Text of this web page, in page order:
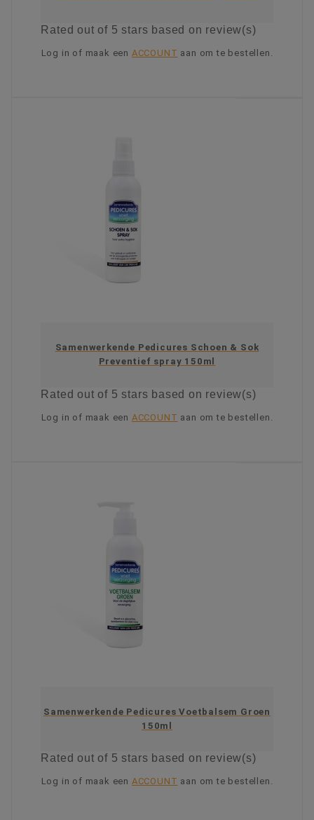
Ratedout of 5 stars based on review(s)
Log in of maak een ACCOUNT aan om te bestellen.
Samenwerkende Pedicures Schoen & Sok
Preventief spray 150ml
Ratedout of 5 stars based on review(s)
Log in of maak een ACCOUNT aan om te bestellen.
Samenwerkende Pedicures Voetbalsem Groen
150ml
Ratedout of 5 stars based on review(s)
Log in of maak een ACCOUNT aan om te bestellen.